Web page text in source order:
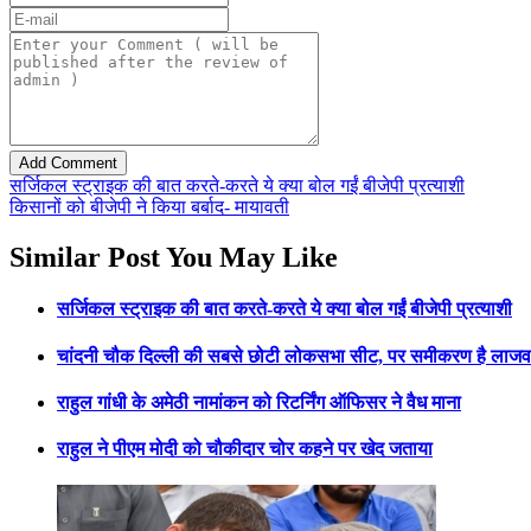
सर्जिकल स्ट्राइक की बात करते-करते ये क्या बोल गईं बीजेपी प्रत्याशी
किसानों को बीजेपी ने किया बर्बाद- मायावती
Similar Post You May Like
सर्जिकल स्ट्राइक की बात करते-करते ये क्या बोल गईं बीजेपी प्रत्याशी
चांदनी चौक दिल्ली की सबसे छोटी लोकसभा सीट, पर समीकरण है
राहुल गांधी के अमेठी नामांकन को रिटर्निंग ऑफिसर ने वैध माना
राहुल ने पीएम मोदी को चौकीदार चोर कहने पर खेद जताया